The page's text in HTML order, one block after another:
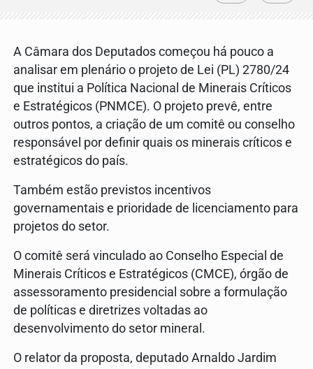
A Câmara dos Deputados começou há pouco a
analisar em plenário o projeto de Lei (PL) 2780/24
que institui a Política Nacional de Minerais Críticos
e Estratégicos (PNMCE). O projeto prevê, entre
outros pontos, a criação de um comitê ou conselho
responsável por definir quais os minerais críticos e
estratégicos do país.
Também estão previstos incentivos
governamentais e prioridade de licenciamento para
projetos do setor.
O comitê será vinculado ao Conselho Especial de
Minerais Críticos e Estratégicos (CMCE), órgão de
assessoramento presidencial sobre a formulação
de políticas e diretrizes voltadas ao
desenvolvimento do setor mineral.
O relator da proposta, deputado Arnaldo Jardim